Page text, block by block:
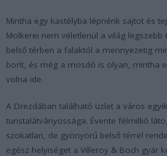
Mintha egy kastélyba lépnénk sajtot és
Molkerei nem véletlenül a világ legszebb
belső térben a falaktól a mennyezetig
borít, és még a mosdó is olyan, mintha
volna ide.
A Drezdában található üzlet a város
turistalátványossága. Évente félmillió
szokatlan, de gyönyörű belső térrel
egész helyiséget a Villeroy & Boch gyár